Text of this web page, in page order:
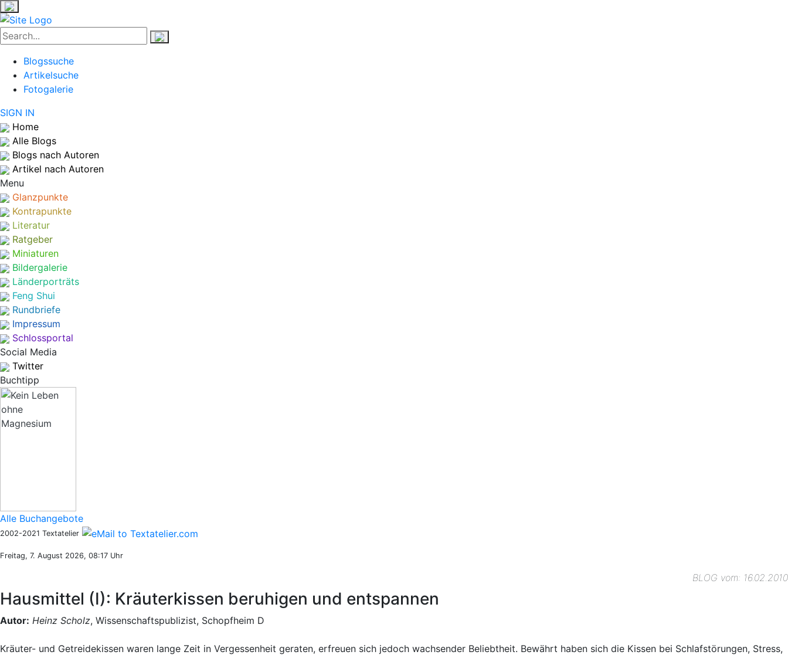
Blogssuche
Artikelsuche
Fotogalerie
SIGN IN
Home
Alle Blogs
Blogs nach Autoren
Artikel nach Autoren
Menu
Glanzpunkte
Kontrapunkte
Literatur
Ratgeber
Miniaturen
Bildergalerie
Länderporträts
Feng Shui
Rundbriefe
Impressum
Schlossportal
Social Media
Twitter
Buchtipp
Alle Buchangebote
2002-2021 Textatelier
Freitag, 7. August 2026, 08:17 Uhr
BLOG vom: 16.02.2010
Hausmittel (I): Kräuterkissen beruhigen und entspannen
Autor: Heinz Scholz, Wissenschaftspublizist, Schopfheim D
Kräuter- und Getreidekissen waren lange Zeit in Vergessenheit geraten, erfreuen sich jedoch wachsender Beliebtheit. Bewährt haben sich die Kissen bei Schlafstörungen, Stress,